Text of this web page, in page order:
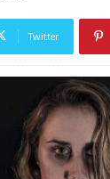
Twitter